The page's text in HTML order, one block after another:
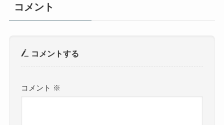
コメント
コメントする
コメント ※